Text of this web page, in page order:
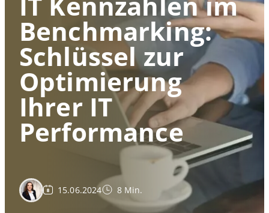
Benchmarking:
Schlüssel zur
Optimierung
Ihrer IT
Performance
15.06.2024 8 Min.